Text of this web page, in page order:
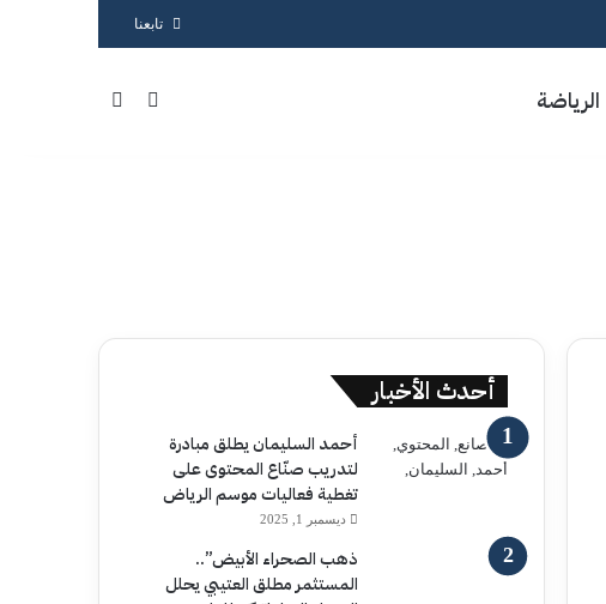
تابعنا
الرياضة الوضع المظلم
أحدث الأخبار
أحمد السليمان يطلق مبادرة
لتدريب صنّاع المحتوى على
تغطية فعاليات موسم الرياض
ديسمبر 1, 2025
ذهب الصحراء الأبيض”..
المستثمر مطلق العتيبي يحلل